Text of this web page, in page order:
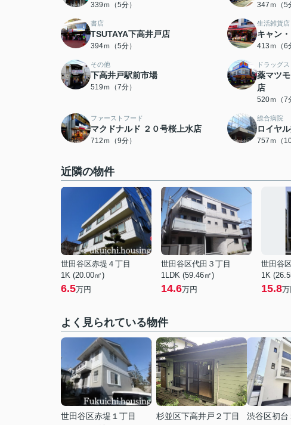
339ｍ（5分） 347ｍ（5
書店
TSUTAYA下高井戸店
394ｍ（5分）
生活雑貨店
キャン
413ｍ（6
その他
下高井戸駅前市場
519ｍ（7分）
ドラッグ
薬マツ
店
520ｍ（7
ファーストフード
マクドナルド ２０号桜上水店
712ｍ（9分）
総合病院
ロイヤ
757ｍ（10
近隣の物件
世田谷区赤堤４丁目
1K (20.00㎡)
6.5万円
世田谷区代田３丁目
1LDK (59.46㎡)
14.6万円
世田谷
1K
15.8万
よく見られている物件
世田谷区赤堤１丁目
杉並区下高井戸２丁目
渋谷区初台